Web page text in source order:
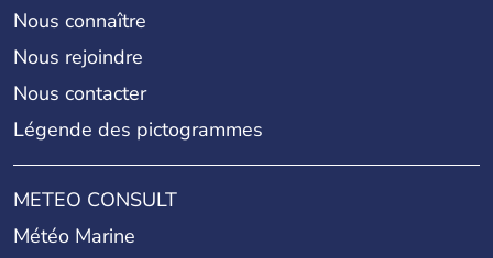
Nous connaître
Nous rejoindre
Nous contacter
Légende des pictogrammes
METEO CONSULT
Météo Marine